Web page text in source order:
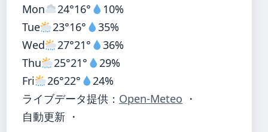
Mon
24°16°
10%
Tue
23°16°
35%
Wed
27°21°
36%
Thu
25°21°
29%
Fri
26°22°
24%
ライブデータ提供： Open-Meteo ・
自動更新 ・